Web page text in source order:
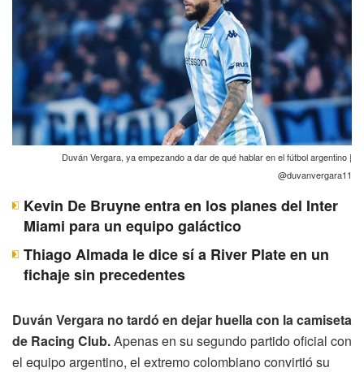
Duván Vergara, ya empezando a dar de qué hablar en el fútbol argentino |
@duvanvergara11
Kevin De Bruyne entra en los planes del Inter
Miami para un equipo galáctico
Thiago Almada le dice sí a River Plate en un
fichaje sin precedentes
Duván Vergara no tardó en dejar huella con la camiseta
de Racing Club.Apenas en su segundo partido oficial con
el equipo argentino, el extremo colombiano convirtió su